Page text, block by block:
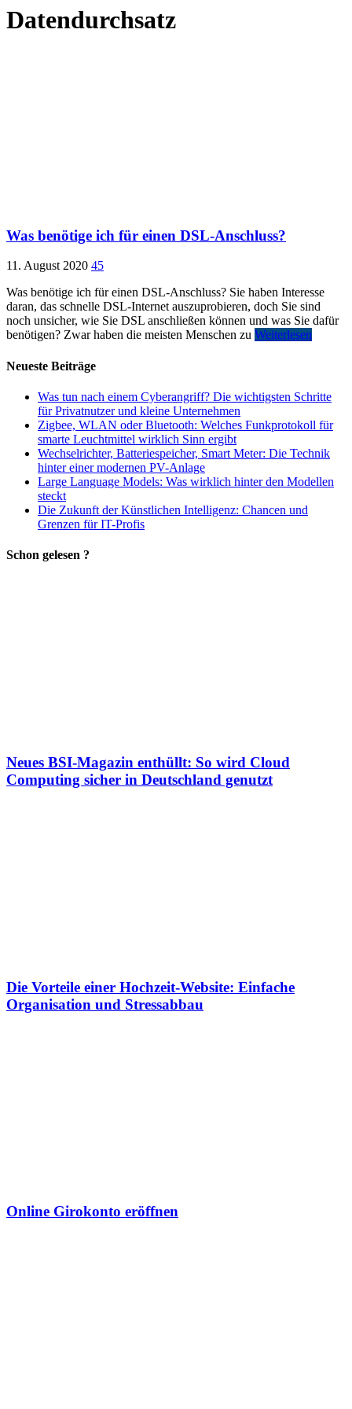
Datendurchsatz
Was benötige ich für einen DSL-Anschluss?
11. August 2020 45
Was benötige ich für einen DSL-Anschluss? Sie haben Interesse
daran, das schnelle DSL-Internet auszuprobieren, doch Sie sind
noch unsicher, wie Sie DSL anschließen können und was Sie dafür
benötigen? Zwar haben die meisten Menschen zu Weiterlesen
Neueste Beiträge
Was tun nach einem Cyberangriff? Die wichtigsten Schritte
für Privatnutzer und kleine Unternehmen
Zigbee, WLAN oder Bluetooth: Welches Funkprotokoll für
smarte Leuchtmittel wirklich Sinn ergibt
Wechselrichter, Batteriespeicher, Smart Meter: Die Technik
hinter einer modernen PV-Anlage
Large Language Models: Was wirklich hinter den Modellen
steckt
Die Zukunft der Künstlichen Intelligenz: Chancen und
Grenzen für IT-Profis
Schon gelesen ?
Neues BSI-Magazin enthüllt: So wird Cloud
Computing sicher in Deutschland genutzt
Die Vorteile einer Hochzeit-Website: Einfache
Organisation und Stressabbau
Online Girokonto eröffnen